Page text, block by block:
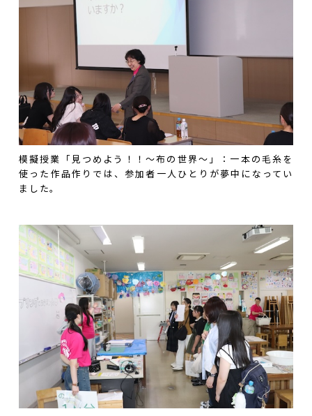
模擬授業「見つめよう！！～布の世界～」：一本の毛糸を
使った作品作りでは、参加者一人ひとりが夢中になってい
ました。